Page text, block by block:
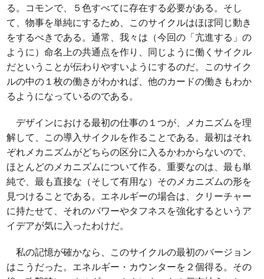
る。コモンで、５色すべてに存在する必要がある。そし
て、物事を単純にするため、このサイクルはほぼ同じ動き
をするべきである。通常、我々は（今回の「亢進する」の
ように）命名上の共通点を作り、同じように働くサイクル
だということが伝わりやすいようにするのだ。このサイク
ルの中の１枚の働きがわかれば、他のカードの働きもわか
るようになっているのである。
デザインにおける最初の仕事の１つが、メカニズムを理
解して、この導入サイクルを作ることである。最初はそれ
ぞれメカニズムがどちらの区分に入るかわからないので、
ほとんどのメカニズムについて作る。重要なのは、最も単
純で、最も直接な（そして有用な）そのメカニズムの形を
見つけることである。エネルギーの場合は、クリーチャー
に持たせて、それのパワーやタフネスを強化するというア
イデアが気に入ったわけだ。
私の記憶が確かなら、このサイクルの最初のバージョン
はこうだった。エネルギー・カウンターを２個得る。その